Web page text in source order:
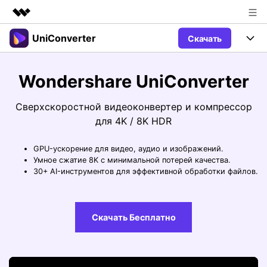
Рекомендуемые продукты
Управление данными
Решения
Покупка
UniConverter Скачать
UniConverter для Windows
Mac
UniConverter для Mac
AI функции
Блог
Креативный Дизайн
Фотография
Посмотрите видеоурок и узнайте, как использовать
UniConverter.
Поддержка
использования UniConverter.
Wondershare UniConverter
Сверхскоростной видеоконвертер и компрессор
для 4K / 8K HDR
GPU-ускорение для видео, аудио и изображений.
Умное сжатие 8K с минимальной потерей качества.
30+ AI-инструментов для эффективной обработки файлов.
Скачать Бесплатно